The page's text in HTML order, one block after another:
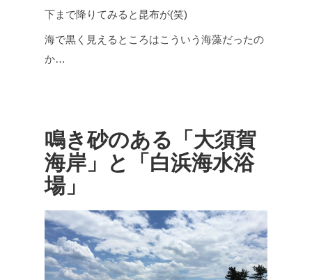
下まで降りてみると昆布が(笑)
海で黒く見えるところはこういう海藻だったの
か…
鳴き砂のある「大須賀
海岸」と「白浜海水浴
場」